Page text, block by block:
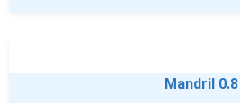
Mandril 0.8